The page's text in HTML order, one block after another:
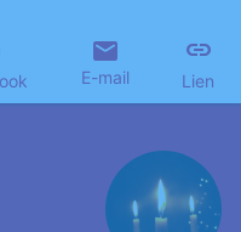
E-mail Lien